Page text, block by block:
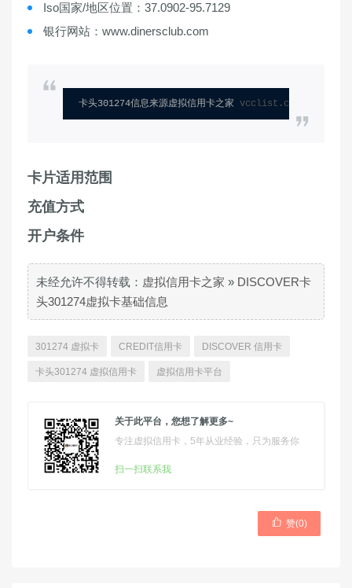
Iso国家/地区位置：37.0902-95.7129
银行网站：www.dinersclub.com
卡头301274信息来源虚拟信用卡之家 vcclist.com
卡片适用范围
充值方式
开户条件
未经允许不得转载： 虚拟信用卡之家 » DISCOVER卡
头301274虚拟卡基础信息
301274 虚拟卡 CREDIT信用卡 DISCOVER 信用卡
卡头301274 虚拟信用卡 虚拟信用卡平台
关于此平台，您想了解更多~
专注虚拟信用卡，5年从业经验，只为服务你
扫一扫联系我
 赞(0)